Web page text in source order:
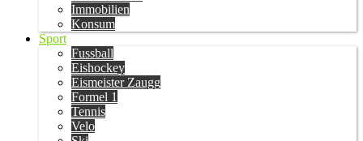
Immobilien
Konsum
Sport
Fussball
Eishockey
Eismeister Zaugg
Formel 1
Tennis
Velo